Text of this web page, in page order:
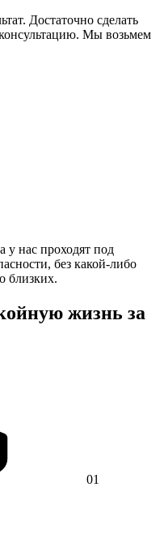
Достаточно сделать
Мы возьмем
у нас проходят под
без какой-либо
близких.
жизнь за
01